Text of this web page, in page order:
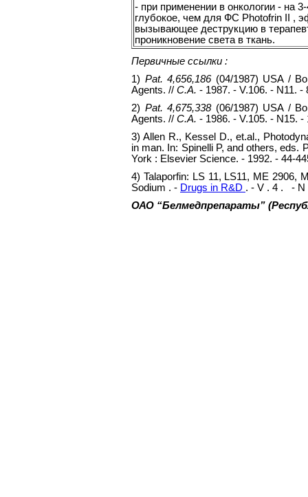
- при применении в онкологии - на
глубокое, чем для ФС Photofrin II ,
вызывающее деструкцию в
проникновение света в ткань.
Первичные ссылки :
1) Pat. 4,656,186 (04/1987) USA /
Agents. // C.A. - 1987. - V.106. - N11. -
2) Pat. 4,675,338 (06/1987) USA /
Agents. // C.A. - 1986. - V.105. - N15. -
3) Allen R., Kessel D., et.al.,
in man. In: Spinelli P, and others, eds.
York : Elsevier Science. - 1992. - 44-
4) Talaporfin: LS 11, LS11, ME 2906,
Sodium . - Drugs in R&D . - V . 4 . - N
ОАО “Белмедпрепараты”